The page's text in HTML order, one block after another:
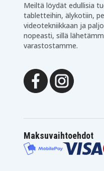
Meiltä löydät edullisia
tabletteihin, älykotiin,
videotekniikkaan ja
nopeasti, sillä
varastostamme.
Maksuvaihtoehdot